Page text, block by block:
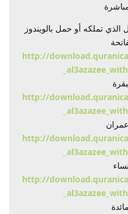
تملكه أو حمل بالويندوز
http://
http://
http://
http://